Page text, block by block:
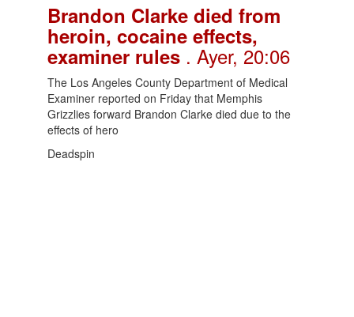
Brandon Clarke died from
heroin, cocaine effects,
examiner rules . Ayer, 20:06
The Los Angeles County Department of Medical
Examiner reported on Friday that Memphis
Grizzlies forward Brandon Clarke died due to the
effects of hero
Deadspin